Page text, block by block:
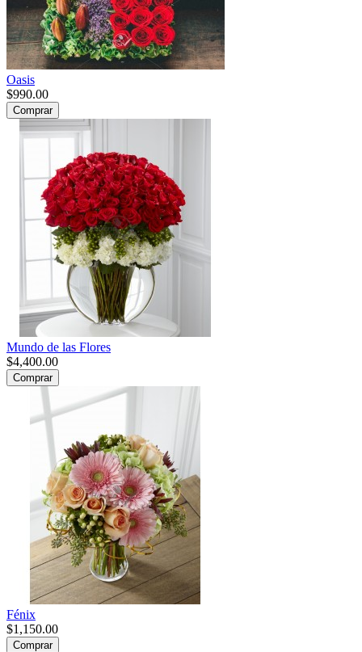
Oasis
$990.00
Comprar
Mundo de las Flores
$4,400.00
Comprar
Fénix
$1,150.00
Comprar